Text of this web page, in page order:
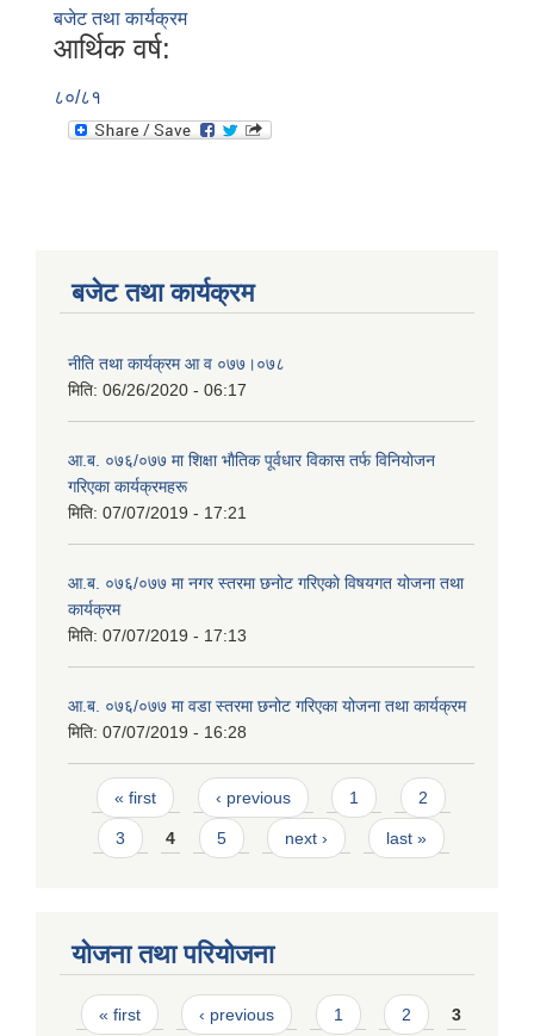
बजेट तथा कार्यक्रम
आर्थिक वर्ष:
८०/८१
बजेट तथा कार्यक्रम
नीति तथा कार्यक्रम आ‍ व ०७७।०७८
मिति: 06/26/2020 - 06:17
आ.ब. ०७६/०७७ मा शिक्षा भाैतिक पूर्वधार विकास तर्फ विनियाेजन
गरिएका कार्यक्रमहरू
मिति: 07/07/2019 - 17:21
आ.ब. ०७६/०७७ मा नगर स्तरमा छनोट गरिएकाे विषयगत योजना तथा
कार्यक्रम
मिति: 07/07/2019 - 17:13
आ.ब. ०७६/०७७ मा वडा स्तरमा छनोट गरिएका योजना तथा कार्यक्रम
मिति: 07/07/2019 - 16:28
Pages
« first ‹ previous 1 2
3 4 5 next › last »
योजना तथा परियोजना
Pages
« first ‹ previous 1 2 3